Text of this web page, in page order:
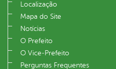
Localização
Mapa do Site
Notícias
O Prefeito
O Vice‐Prefeito
Perguntas Frequentes